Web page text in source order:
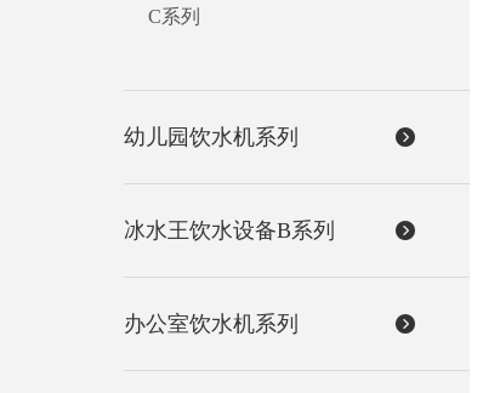
C系列
幼儿园饮水机系列
冰水王饮水设备B系列
办公室饮水机系列